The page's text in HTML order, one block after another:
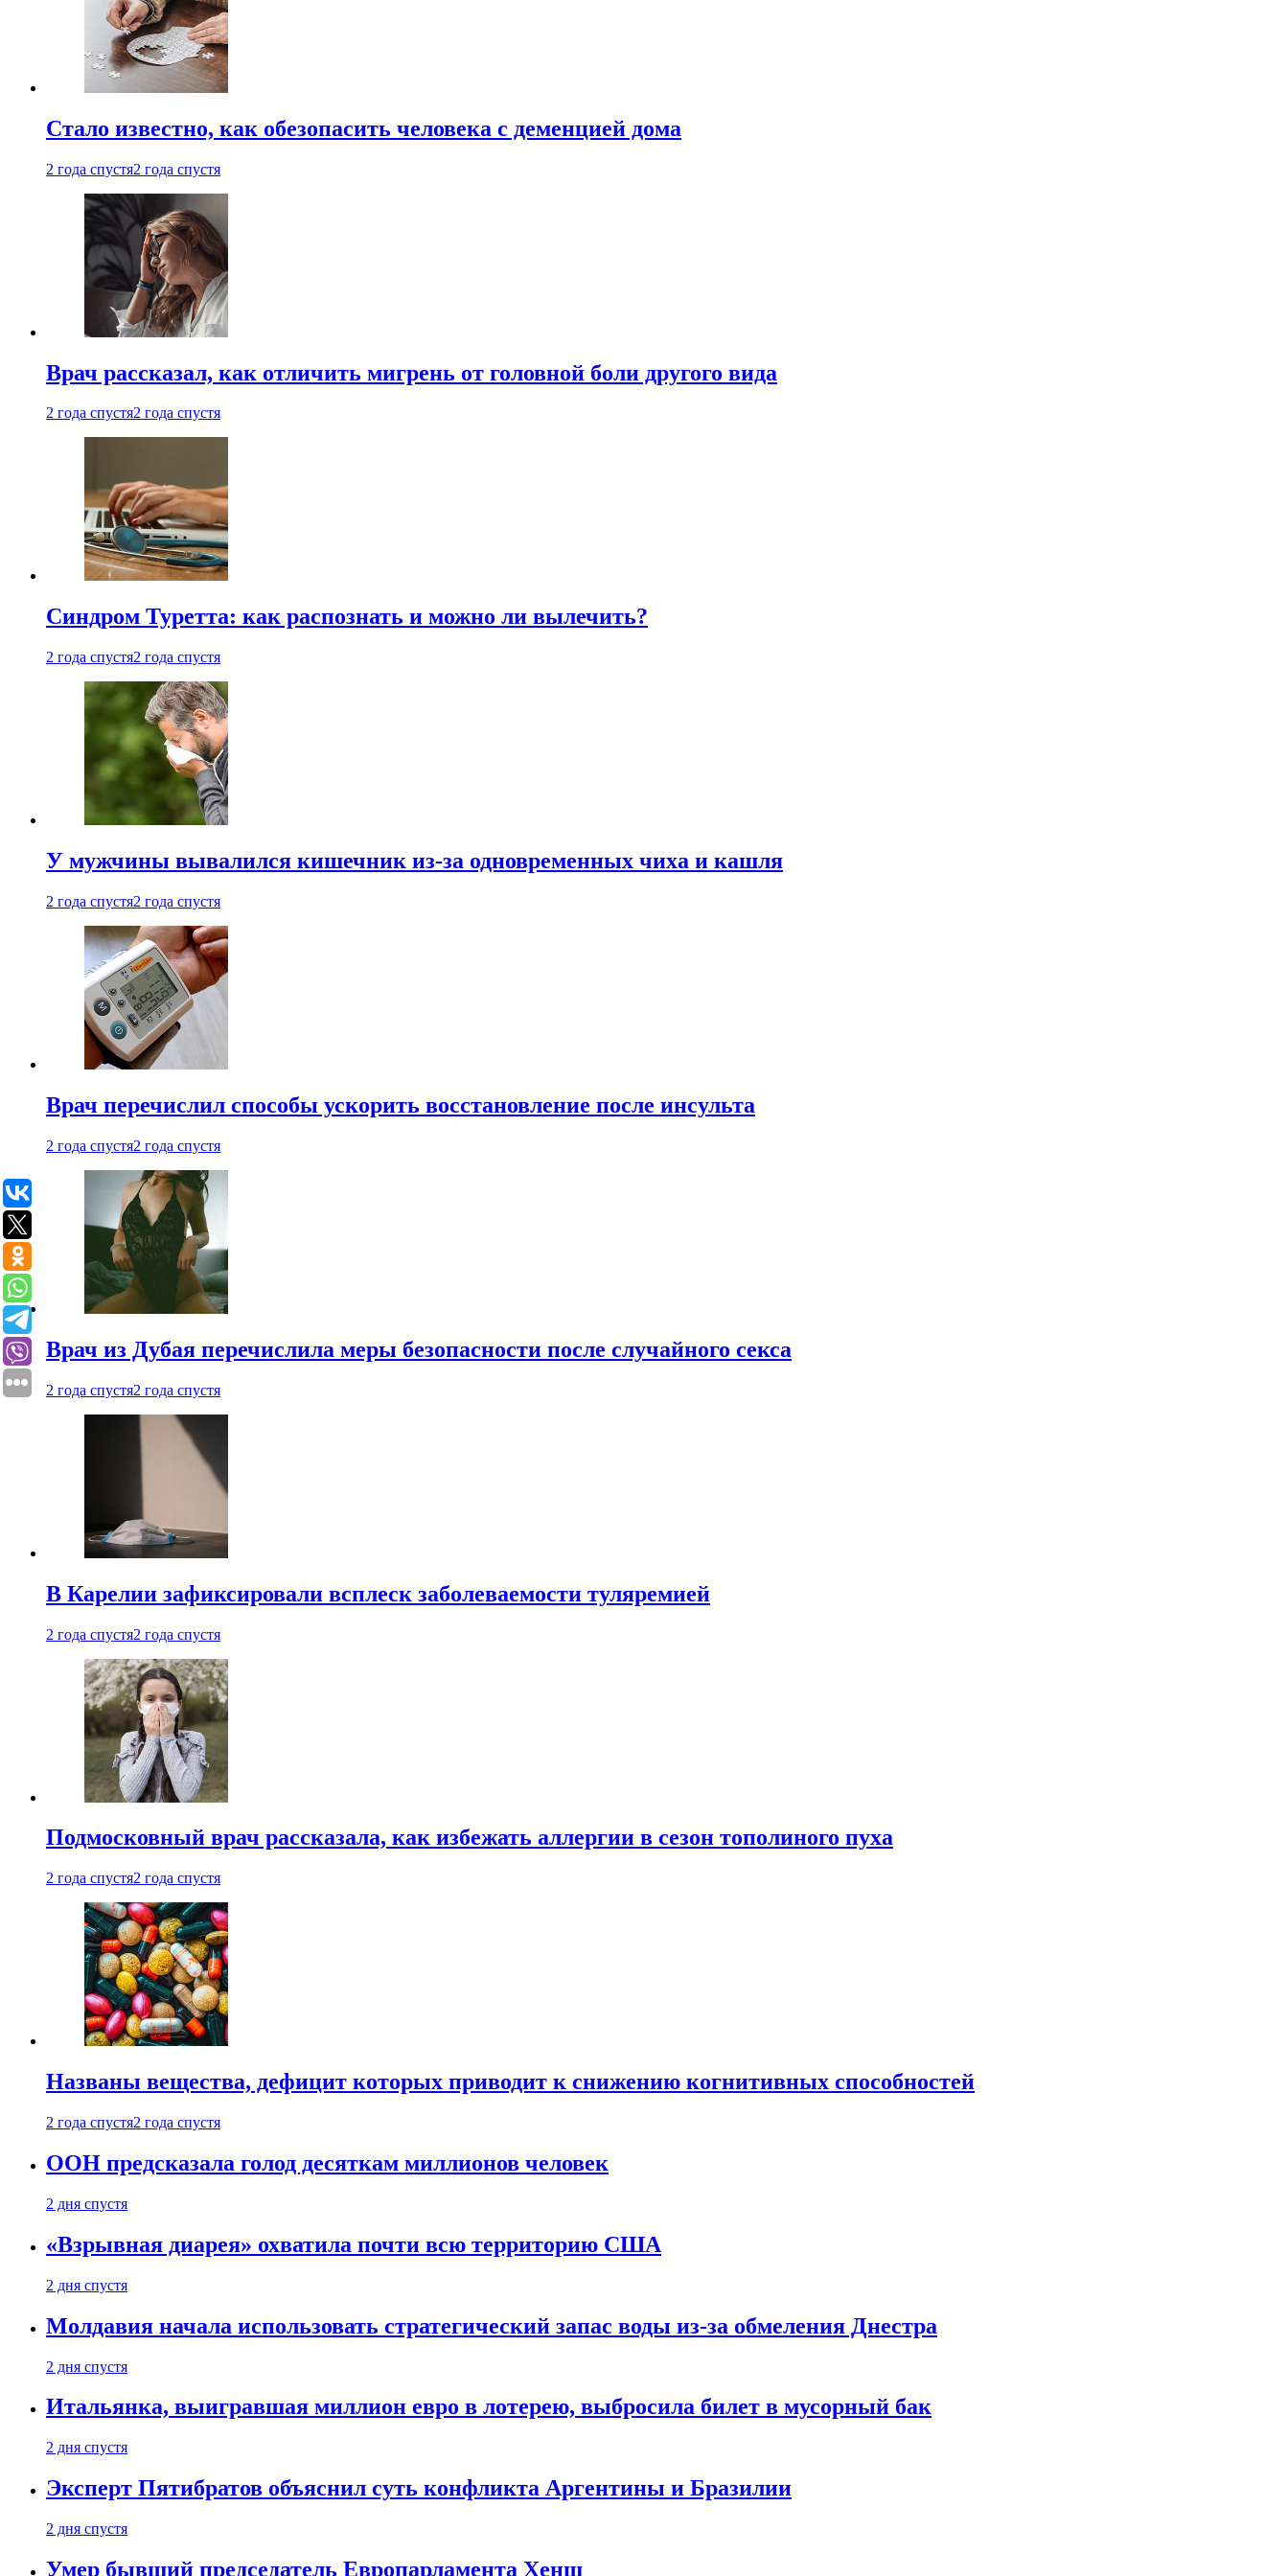
Стало известно, как обезопасить человека с деменцией дома
2 года спустя2 года спустя
Врач рассказал, как отличить мигрень от головной боли другого вида
2 года спустя2 года спустя
Синдром Туретта: как распознать и можно ли вылечить?
2 года спустя2 года спустя
У мужчины вывалился кишечник из-за одновременных чиха и кашля
2 года спустя2 года спустя
Врач перечислил способы ускорить восстановление после инсульта
2 года спустя2 года спустя
Врач из Дубая перечислила меры безопасности после случайного секса
2 года спустя2 года спустя
В Карелии зафиксировали всплеск заболеваемости туляремией
2 года спустя2 года спустя
Подмосковный врач рассказала, как избежать аллергии в сезон тополиного пуха
2 года спустя2 года спустя
Названы вещества, дефицит которых приводит к снижению когнитивных способностей
2 года спустя2 года спустя
ООН предсказала голод десяткам миллионов человек
2 дня спустя
«Взрывная диарея» охватила почти всю территорию США
2 дня спустя
Молдавия начала использовать стратегический запас воды из-за обмеления Днестра
2 дня спустя
Итальянка, выигравшая миллион евро в лотерею, выбросила билет в мусорный бак
2 дня спустя
Эксперт Пятибратов объяснил суть конфликта Аргентины и Бразилии
2 дня спустя
Умер бывший председатель Европарламента Хенш